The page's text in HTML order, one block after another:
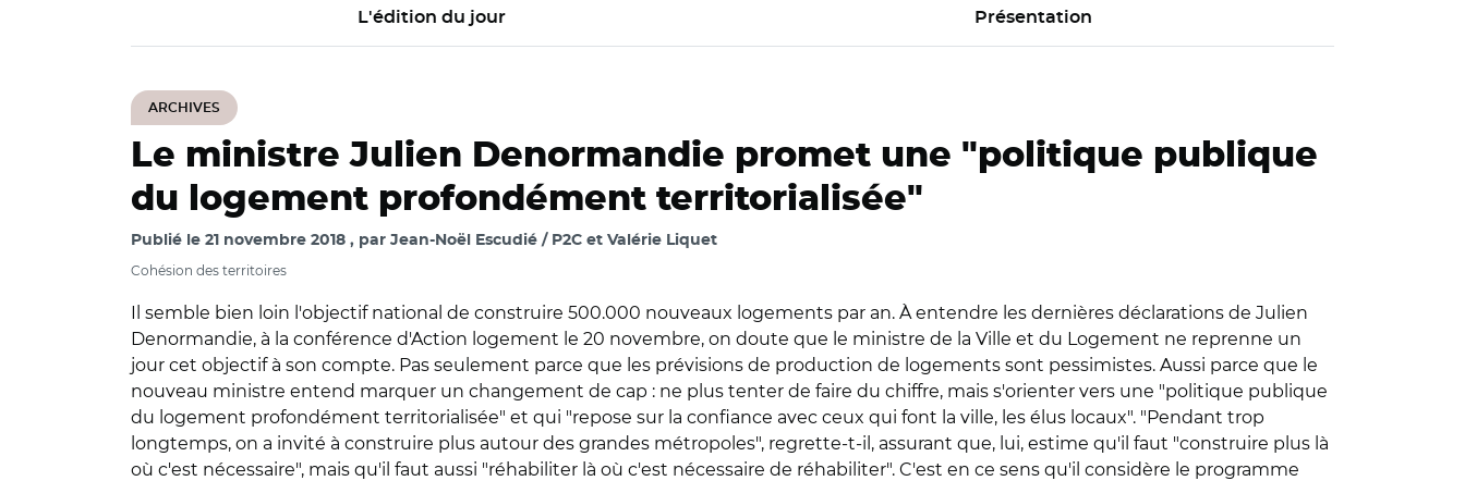
L'édition du jour Présentation
ARCHIVES
Le ministre Julien Denormandie promet une "politique publique
du logement profondément territorialisée"
Publié le 21 novembre 2018 par Jean-Noël Escudié / P2C et Valérie Liquet
Cohésion des territoires
Il semble bien loin l'objectif national de construire 500.000 nouveaux logements par an. À entendre les dernières déclarations de Julien
Denormandie, à la conférence d'Action logement le 20 novembre, on doute que le ministre de la Ville et du Logement ne reprenne un
jour cet objectif à son compte. Pas seulement parce que les prévisions de production de logements sont pessimistes. Aussi parce que le
nouveau ministre entend marquer un changement de cap : ne plus tenter de faire du chiffre, mais s'orienter vers une "politique publique
du logement profondément territorialisée" et qui "repose sur la confiance avec ceux qui font la ville, les élus locaux". "Pendant trop
longtemps, on a invité à construire plus autour des grandes métropoles", regrette-t-il, assurant que, lui, estime qu'il faut "construire plus là
où c'est nécessaire", mais qu'il faut aussi "réhabiliter là où c'est nécessaire de réhabiliter". C'est en ce sens qu'il considère le programme